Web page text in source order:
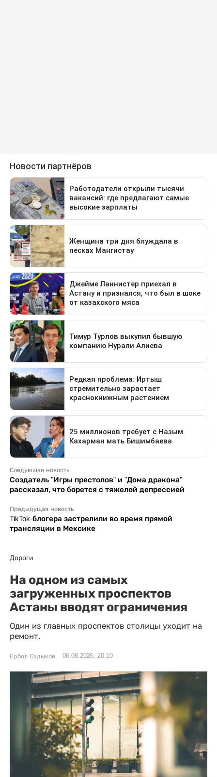
Следующая новость
Создатель "Игры престолов" и "Дома дракона"
рассказал, что борется с тяжелой депрессией
Предыдущая новость
TikTok-блогера застрелили во время прямой
трансляции в Мексике
Дороги
На одном из самых
загруженных проспектов
Астаны вводят ограничения
Один из главных проспектов столицы уходит на
ремонт.
Ербол Садыков 06.08.2026, 20:10